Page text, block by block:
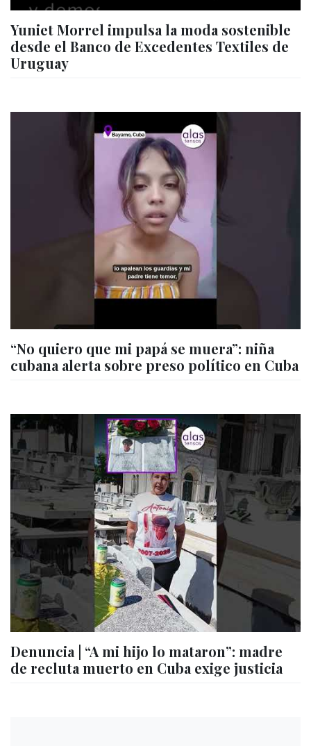
Yuniet Morrel impulsa la moda sostenible
desde el Banco de Excedentes Textiles de
Uruguay
“No quiero que mi papá se muera”: niña
cubana alerta sobre preso político en Cuba
Denuncia | “A mi hijo lo mataron”: madre
de recluta muerto en Cuba exige justicia